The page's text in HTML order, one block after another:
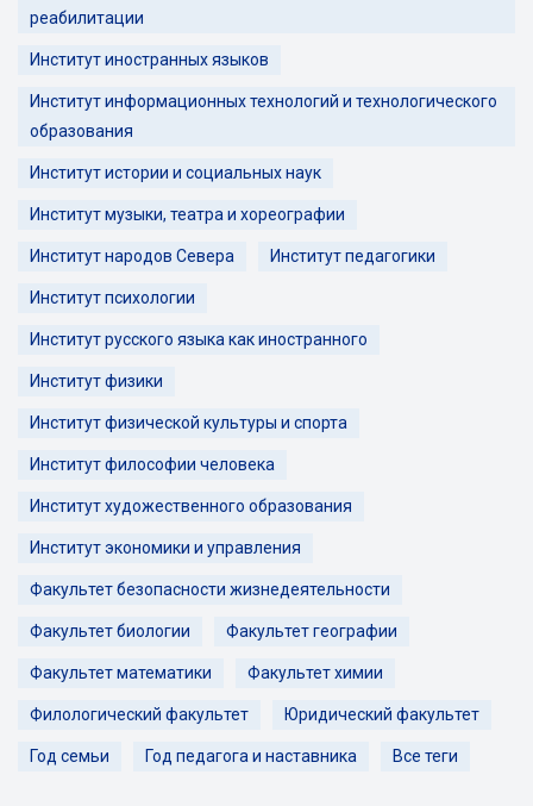
реабилитации
Институт иностранных языков
Институт информационных технологий и технологического
образования
Институт истории и социальных наук
Институт музыки, театра и хореографии
Институт народов Севера Институт педагогики
Институт психологии
Институт русского языка как иностранного
Институт физики
Институт физической культуры и спорта
Институт философии человека
Институт художественного образования
Институт экономики и управления
Факультет безопасности жизнедеятельности
Факультет биологии Факультет географии
Факультет математики Факультет химии
Филологический факультет Юридический факультет
Год семьи Год педагога и наставника Все теги